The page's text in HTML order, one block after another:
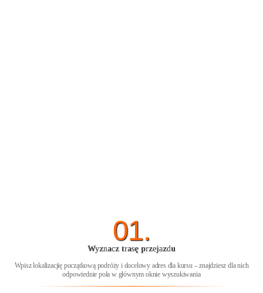
01.
Wyznacz trasę przejazdu
Wpisz lokalizacjię początkową podróży i docelowy adres dla kursu – znajdziesz dla nich
odpowiednie pola w głównym oknie wyszukiwania